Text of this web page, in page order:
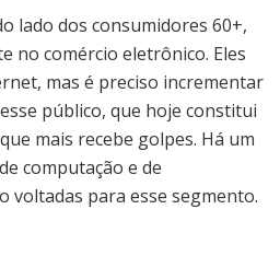
lado dos consumidores 60+,
no comércio eletrônico. Eles
mas é preciso incrementar
público, que hoje constitui
mais recebe golpes. Há um
computação e de
voltadas para esse segmento.